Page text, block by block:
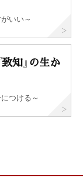
いい～
知』の生か
つける～